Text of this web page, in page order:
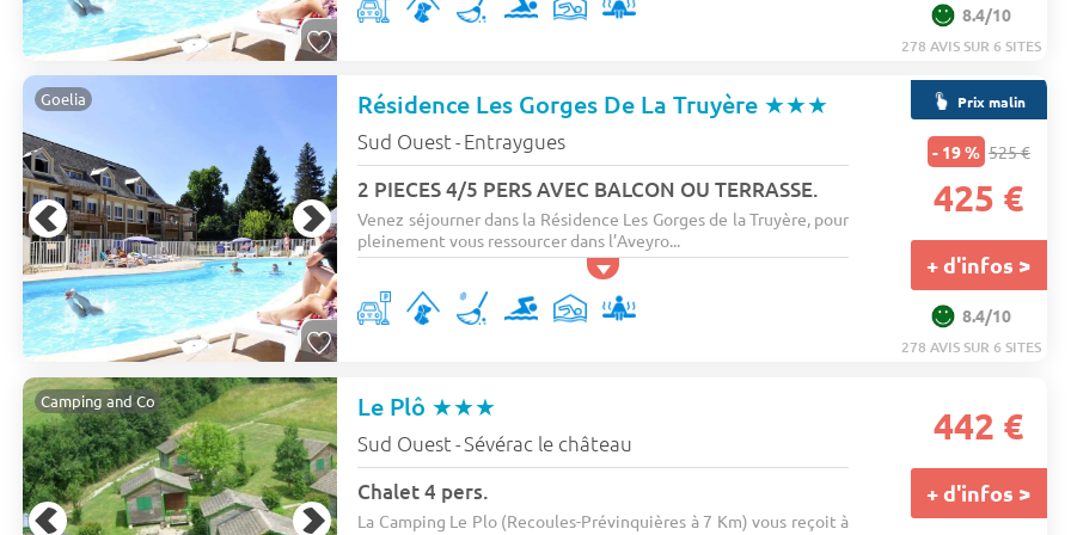
8.4/10
278 AVIS SUR 6 SITES
Goelia Résidence Les Gorges De La Truyère ★★★
Sud Ouest - Entraygues
2 PIECES 4/5 PERS AVEC BALCON OU TERRASSE.
Venez séjourner dans la Résidence Les Gorges de la Truyère, pour
pleinement vous ressourcer dans l’Aveyro...
Prix malin
- 19 % 525 €
425 €
+ d'infos >
8.4/10
278 AVIS SUR 6 SITES
Camping and Co Le Plô ★★★
Sud Ouest -Sévérac le château
Chalet 4 pers.
La Camping Le Plo (Recoules-Prévinquières à 7 Km) vous reçoit à
442 €
+ d'infos >